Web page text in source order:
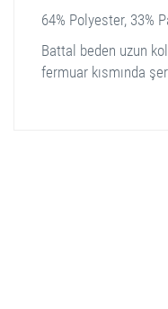
64% Polyester, 33%
Battal beden uzun
fermuar kısmında